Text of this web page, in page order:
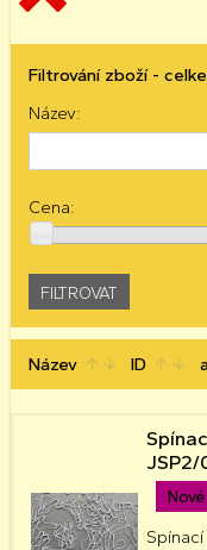
Filtrování zboží -
Název:
Cena:
Název arrow_upward arrow_downward ID arrow_upward arrow_downward
Nové
JSP2/